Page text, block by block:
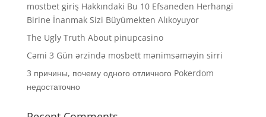
mostbet giriş Hakkındaki Bu 10 Efsaneden Herhangi
Birine İnanmak Sizi Büyümekten Alıkoyuyor
The Ugly Truth About pinupcasino
Cəmi 3 Gün ərzində mosbett mənimsəməyin sirri
3 причины, почему одного отличного Pokerdom
недостаточно